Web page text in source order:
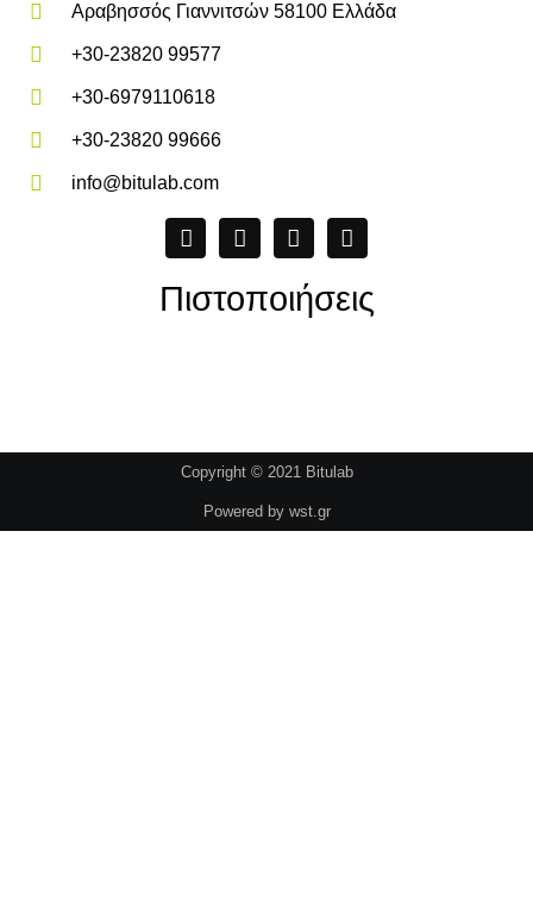
Αραβησσός Γιαννιτσών 58100 Ελλάδα
+30-23820 99577
+30-6979110618
+30-23820 99666
info@bitulab.com
Πιστοποιήσεις
Copyright © 2021 Bitulab
Powered by wst.gr